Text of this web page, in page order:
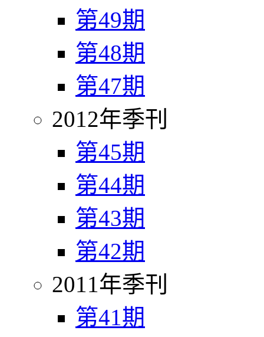
第49期
第48期
第47期
2012年季刊
第45期
第44期
第43期
第42期
2011年季刊
第41期